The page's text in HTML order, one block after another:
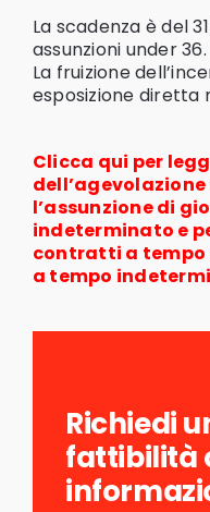
La scadenza è del
assunzioni under 36.
La fruizione
esposizione diretta
Clicca qui per
dell’agevolazione
l’assunzione di
indeterminato e
contratti a
a tempo
Richiedi
fattibilità